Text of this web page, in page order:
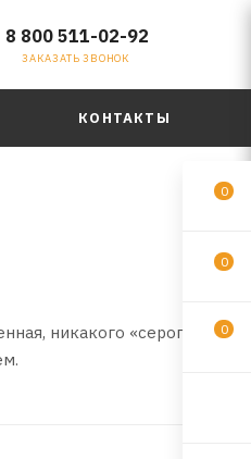
8 800 511-02-92
ЗАКАЗАТЬ ЗВОНОК
КОНТАКТЫ
никакого «серого
0
0
0